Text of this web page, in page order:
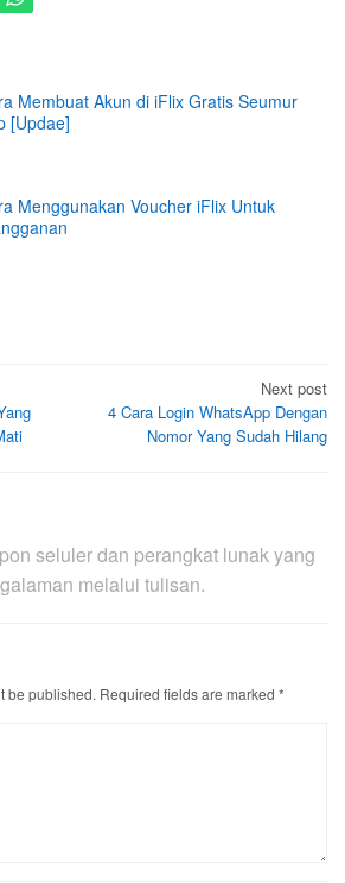
Membuat Akun di iFlix Gratis Seumur
[Updae]
Menggunakan Voucher iFlix Untuk
Next post
4 Cara Login WhatsApp Dengan
Nomor Yang Sudah Hilang
seluler dan perangkat lunak yang
melalui tulisan.
be published. Required fields are marked *